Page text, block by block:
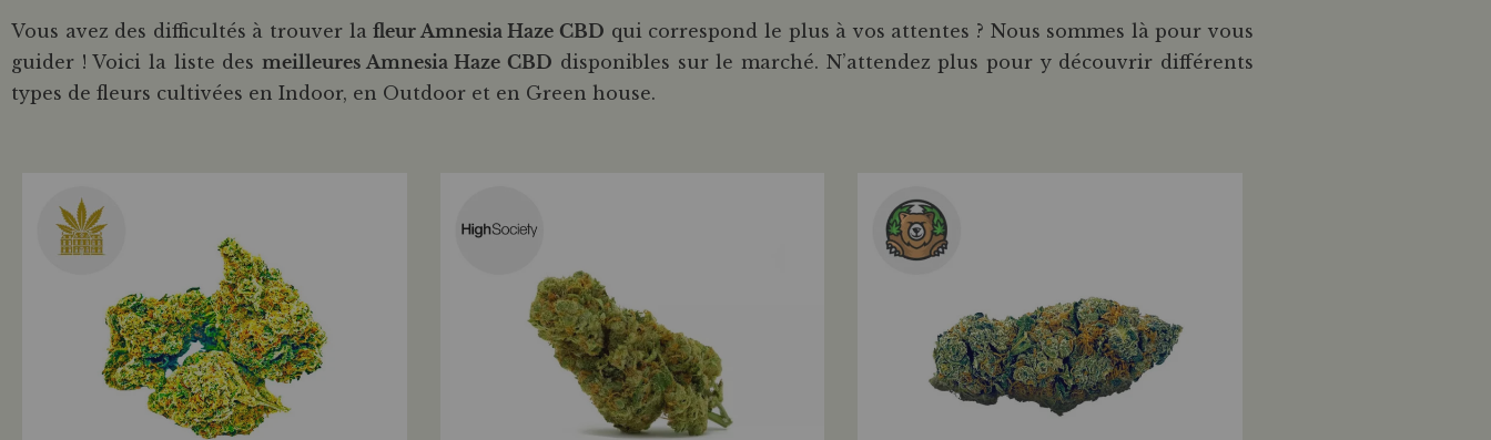
Vous avez des difficultés à trouver lafleur Amnesia Haze CBD qui correspond le plus à vos attentes ? Nous sommes là pour vous
guider ! Voici la liste desmeilleures Amnesia Haze CBD disponibles sur le marché. N’attendez plus pour y découvrir différents
types de fleurs cultivées en Indoor, en Outdoor et en Green house.